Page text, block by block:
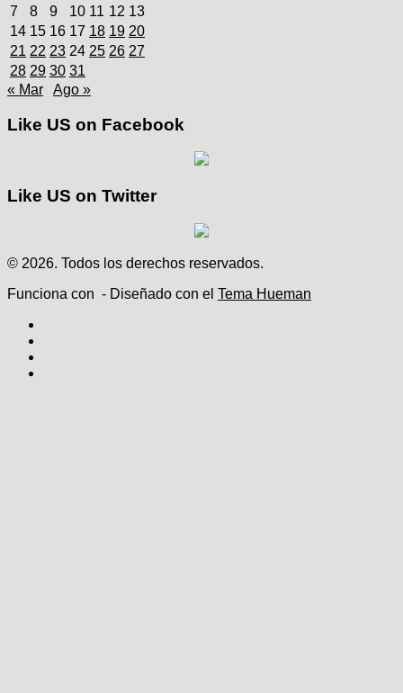
7
8 9 10 11 12 13
14 15 16 17 18 19 20
21 22 23 24 25 26 27
28 29 30 31
« Mar
Ago »
Like US on Facebook
Like US on Twitter
© 2026. Todos los derechos reservados.
Funciona con - Diseñado con el Tema Hueman